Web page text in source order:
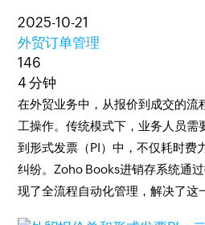
2025-10-21
外贸订单管理
146
4 分钟
在外贸业务中，从报价到成交的流
工操作。传统模式下，业务人员需
到形式发票（PI）中，不仅耗时费
纠纷。Zoho Books进销存系统通
现了全流程自动化管理，解决了这